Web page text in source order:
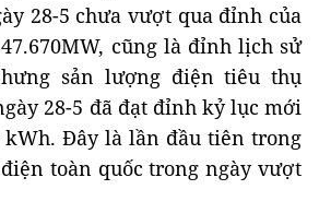
28-5 chưa vượt qua đỉnh của
cũng là đỉnh lịch sử
sản lượng điện tiêu thụ
28-5 đã đạt đỉnh kỷ lục mới
kWh. Đây là lần đầu tiên trong
toàn quốc trong ngày vượt